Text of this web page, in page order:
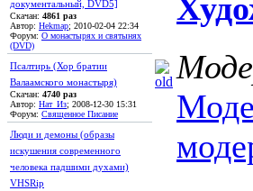
документальный, DVD5]
Скачан: 4861 раз
Автор: Hekmap; 2010-02-04 22:34
Форум: О монастырях и святынях
(DVD)
Псалтирь (Хор братии
Валаамского монастыря)
Скачан: 4740 раз
Автор: Нат_Из; 2008-12-30 15:31
Форум: Священное Писание
Люди и демоны (образы
искушения современного
человека падшими духами)
VHSRip